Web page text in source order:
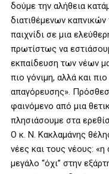
δούμε την αλήθεια
διατιθέμενων
παιχνίδι σε μια
πρωτίστως να
εκπαίδευση των νέων
πιο γόνιμη, αλλά και
απαγόρευσης».
φαινόμενο από μια
πλησιάσουμε στα
Ο κ. Ν. Κακλαμάνης
νέες και τους νέους:
μεγάλο “όχι” στην